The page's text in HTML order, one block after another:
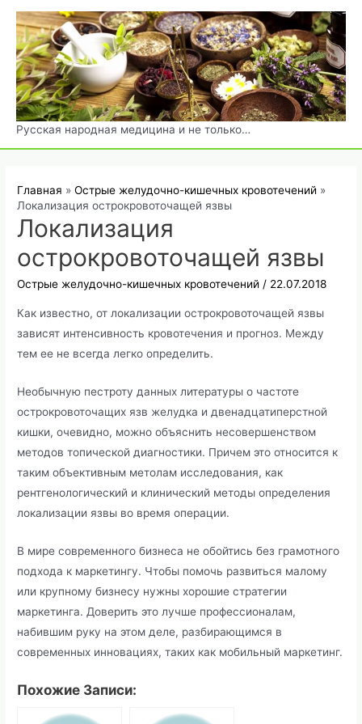
Перейти
содержимому
Русская народная медицина и не только…
Главная
Острые желудочно-кишечных кровотечений
Локализация острокровоточащей язвы
Локализация
острокровоточащей язвы
Острые желудочно-кишечных кровотечений / 22.07.2018
Как известно, от локализации острокровоточащей язвы
зависят интенсивность кровотечения и прогноз. Между
тем ее не всегда легко определить.
Необычную пестроту данных литературы о частоте
острокровоточащих язв желудка и двенадцатиперстной
кишки, очевидно, можно объяснить несовершенством
методов топической диагностики. Причем это относится к
таким объективным метолам исследования, как
рентгенологический и клинический методы определения
локализации язвы во время операции.
В мире современного бизнеса не обойтись без грамотного
подхода к маркетингу. Чтобы помочь развиться малому
или крупному бизнесу нужны хорошие стратегии
маркетинга. Доверить это лучше профессионалам,
набившим руку на этом деле, разбирающимся в
современных инновациях, таких как мобильный маркетинг.
Похожие Записи: